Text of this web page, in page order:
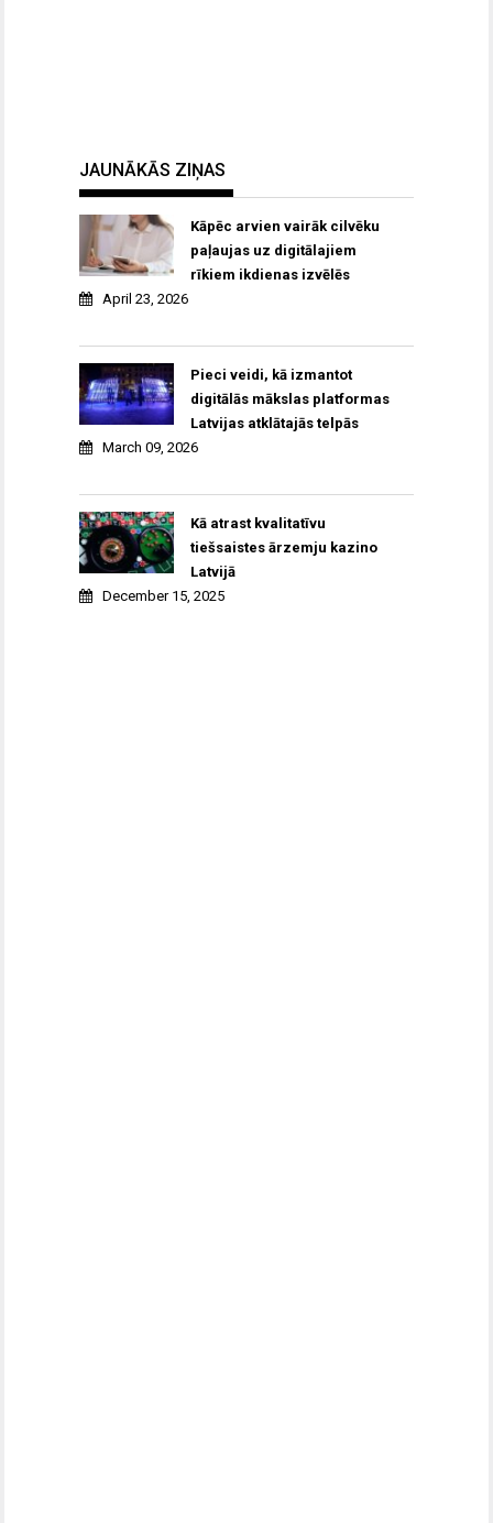
JAUNĀKĀS ZIŅAS
Kāpēc arvien vairāk cilvēku
paļaujas uz digitālajiem
rīkiem ikdienas izvēlēs
April 23, 2026
Pieci veidi, kā izmantot
digitālās mākslas platformas
Latvijas atklātajās telpās
March 09, 2026
Kā atrast kvalitatīvu
tiešsaistes ārzemju kazino
Latvijā
December 15, 2025